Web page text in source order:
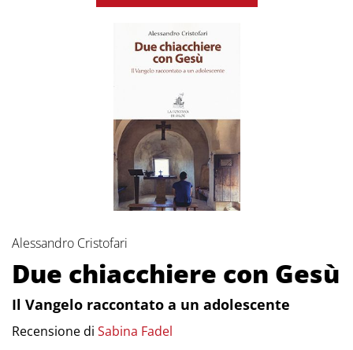
Alessandro Cristofari
Due chiacchiere con Gesù
Il Vangelo raccontato a un adolescente
Recensione di Sabina Fadel